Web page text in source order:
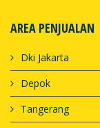
AREA PENJUALAN
Dki Jakarta
Depok
Tangerang